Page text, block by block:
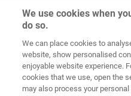
Home Kontakt
Allmänna
försäljningsvillkor
We use cookies when
do so.
We can place cookies to
website, show personalised
enjoyable website experience.
cookies that we use, open the
may also process your